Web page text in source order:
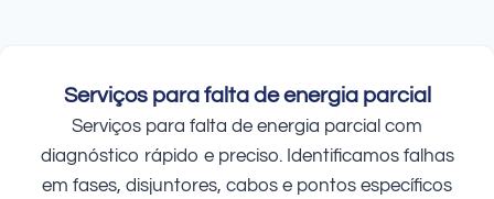
Serviços para falta de energia parcial
Serviços para falta de energia parcial com
diagnóstico rápido e preciso. Identificamos falhas
em fases, disjuntores, cabos e pontos específicos